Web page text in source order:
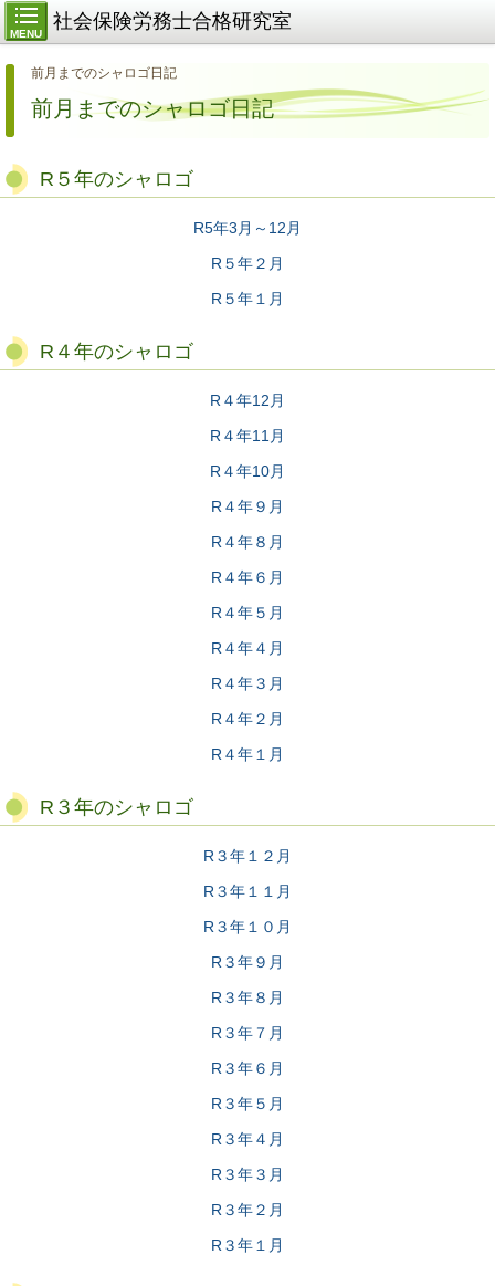
MENU
社会保険労務士合格研究室
前月までのシャロゴ日記
前月までのシャロゴ日記
R５年のシャロゴ
R5年3月～12月
R５年２月
R５年１月
R４年のシャロゴ
R４年12月
R４年11月
R４年10月
R４年９月
R４年８月
R４年６月
R４年５月
R４年４月
R４年３月
R４年２月
R４年１月
R３年のシャロゴ
R３年１２月
R３年１１月
R３年１０月
R３年９月
R３年８月
R３年７月
R３年６月
R３年５月
R３年４月
R３年３月
R３年２月
R３年１月